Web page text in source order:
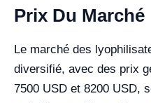
Prix Du Marché
Le marché des
diversifié, avec des prix
7500 USD et 8200 USD,